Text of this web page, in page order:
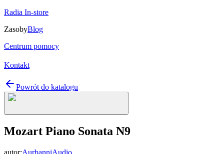
Radia In-store
ZasobyBlog
Centrum pomocy
Kontakt
Powrót do katalogu
Mozart Piano Sonata N9
autor:AurbanniAudio